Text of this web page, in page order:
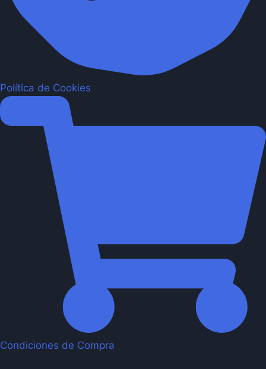
Política de Cookies
Condiciones de Compra